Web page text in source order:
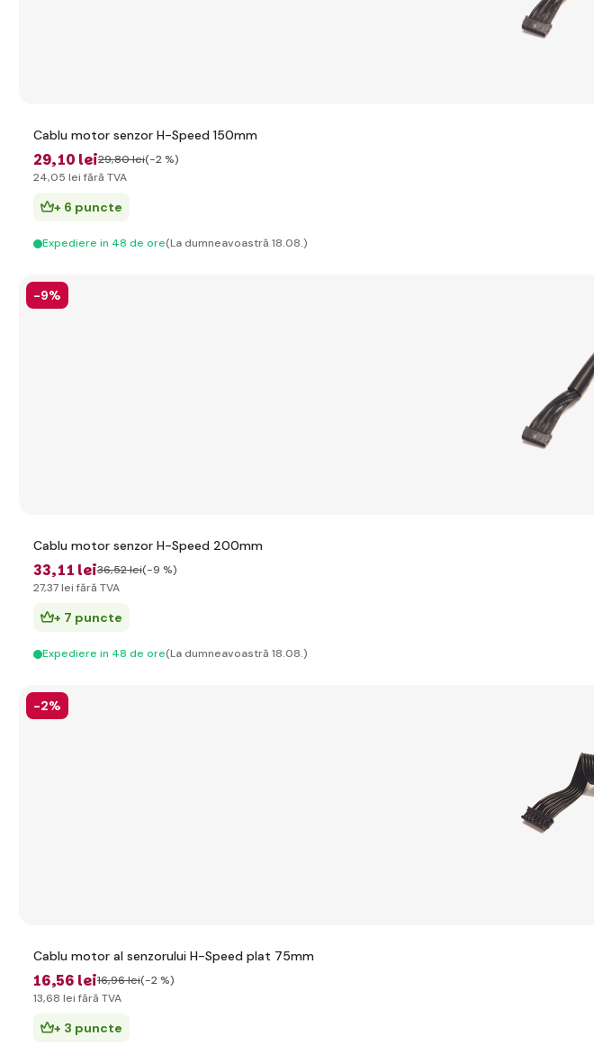
Cablu motor senzor H-Speed 150mm
29,10 lei29,80 lei(-2 %)
24,05 lei fără TVA
+ 6 puncte
Expediere in 48 de ore(La dumneavoastră 18.08.)
-9%
Cablu motor senzor H-Speed 200mm
33,11 lei36,52 lei(-9 %)
27,37 lei fără TVA
+ 7 puncte
Expediere in 48 de ore(La dumneavoastră 18.08.)
-2%
Cablu motor al senzorului H-Speed plat 75mm
16,56 lei16,96 lei(-2 %)
13,68 lei fără TVA
+ 3 puncte